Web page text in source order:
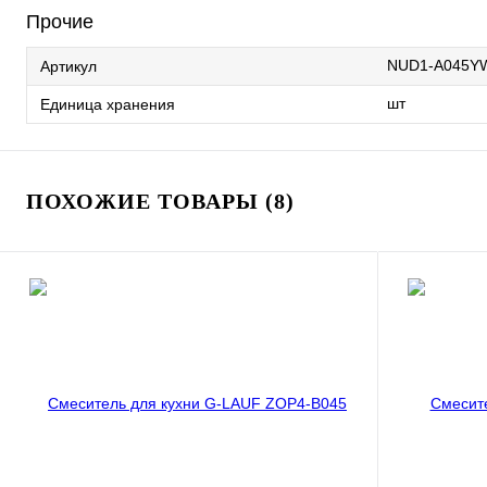
Прочие
Артикул NUD1-
Единица хранения шт
ПОХОЖИЕ ТОВАРЫ (8)